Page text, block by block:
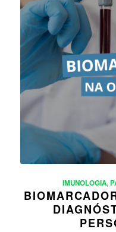
IMUNOLOGIA,